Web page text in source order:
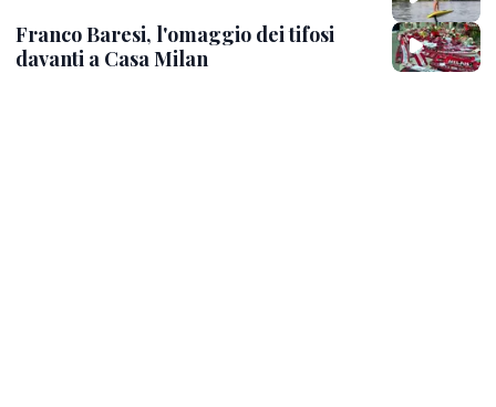
Franco Baresi, l'omaggio dei tifosi
davanti a Casa Milan